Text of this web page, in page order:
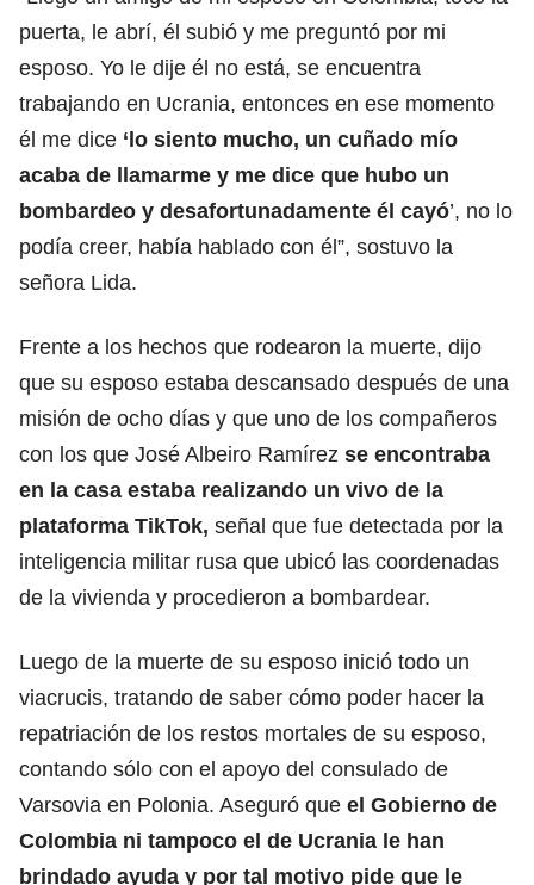
puerta, le abrí, él subió y me preguntó por mi
esposo. Yo le dije él no está, se encuentra
trabajando en Ucrania, entonces en ese momento
él me dice ‘lo siento mucho, un cuñado mío
acaba de llamarme y me dice que hubo un
bombardeo y desafortunadamente él cayó’, no lo
podía creer, había hablado con él”, sostuvo la
señora Lida.
Frente a los hechos que rodearon la muerte, dijo
que su esposo estaba descansado después de una
misión de ocho días y que uno de los compañeros
con los que José Albeiro Ramírez se encontraba
en la casa estaba realizando un vivo de la
plataforma TikTok, señal que fue detectada por la
inteligencia militar rusa que ubicó las coordenadas
de la vivienda y procedieron a bombardear.
Luego de la muerte de su esposo inició todo un
viacrucis, tratando de saber cómo poder hacer la
repatriación de los restos mortales de su esposo,
contando sólo con el apoyo del consulado de
Varsovia en Polonia. Aseguró que el Gobierno de
Colombia ni tampoco el de Ucrania le han
brindado ayuda y por tal motivo pide que le